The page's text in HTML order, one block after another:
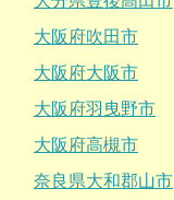
大阪府吹田市
大阪府大阪市
大阪府羽曳野市
大阪府高槻市
奈良県大和郡山市